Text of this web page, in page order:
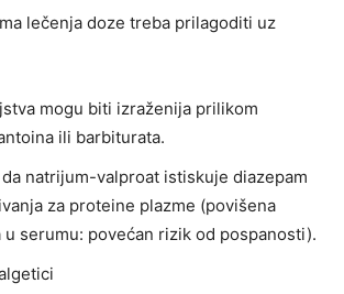
lečenja doze treba prilagoditi uz
mogu biti izraženija prilikom
ili barbiturata.
natrijum-valproat istiskuje diazepam
za proteine plazme (povišena
u serumu: povećan rizik od pospanosti).